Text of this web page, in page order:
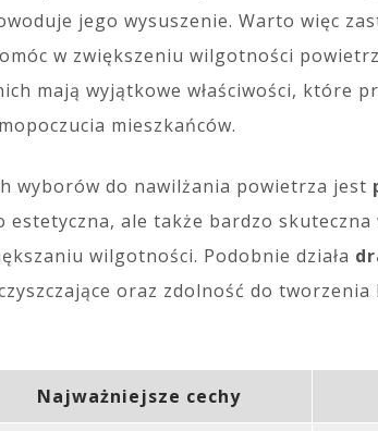
jego wysuszenie. Warto więc
w zwiększeniu wilgotności
mają wyjątkowe właściwości, które
mieszkańców.
wyborów do nawilżania powietrza jest
ale także bardzo skuteczna
wilgotności. Podobnie działa
oraz zdolność do
Najważniejsze cechy